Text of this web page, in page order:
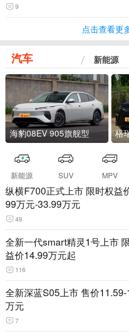
9
点击查看更
汽车 新能源
海豹08EV 905旗舰型 格
新能源 SUV MPV
纵横F700正式上市 限时权益
99万元-33.99万元
49
全新一代smart精灵1号上市
益价14.99万元起
116
全新深蓝S05上市 售价
万元
7